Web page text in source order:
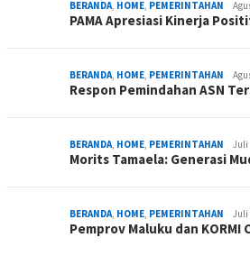
BERANDA, HOME, PEMERINTAHAN
PAMA Apresiasi Kinerja
BERANDA, HOME, PEMERINTAHAN
Respon Pemindahan ASN
BERANDA, HOME, PEMERINTAHAN Juli
Morits Tamaela: Generasi
BERANDA, HOME, PEMERINTAHAN Juli
Pemprov Maluku dan